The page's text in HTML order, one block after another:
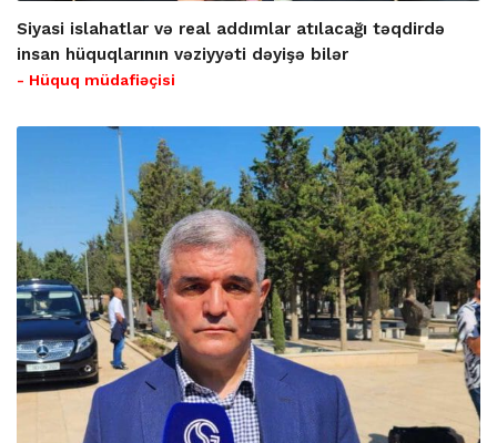
Siyasi islahatlar və real addımlar atılacağı təqdirdə
insan hüquqlarının vəziyyəti dəyişə bilər
- Hüquq müdafiəçisi